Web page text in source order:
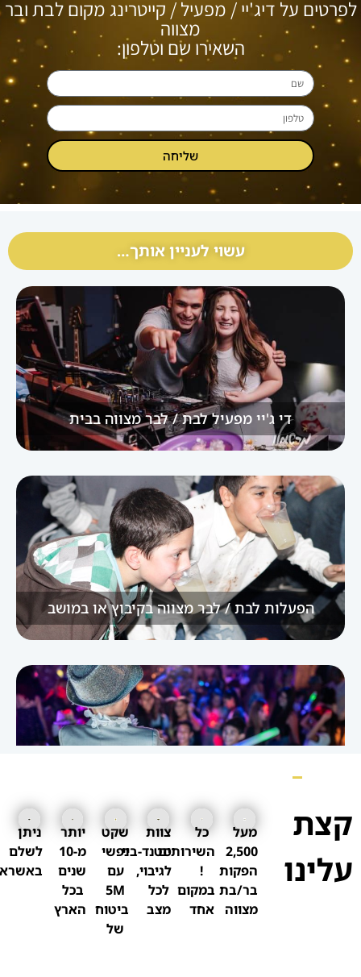
לפרטים על דיג'יי / מפעיל / קייטרינג מקום לבת ובר
מצווה
השאירו שם וטלפון:
שליחה
עשוי לעניין אותך…
די ג'יי מפעיל לבת / לבר מצווה בבית
הפעלות לבת / לבר מצווה בקיבוץ או במושב
קצת
עלינו
מעל
2,500
הפקות
בר/בת
מצווה
כל
השירותים
!
במקום
אחד
צוות
סטנד-ביי
לגיבוי,
לכל
מצב
שקט
נפשי
עם
5M
ביטוח
של
יותר
מ-10
שנים
בכל
הארץ
ניתן
לשלם